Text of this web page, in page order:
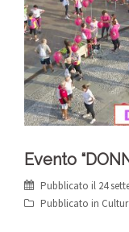
Evento
Pubblicato il 24
Pubblicato in